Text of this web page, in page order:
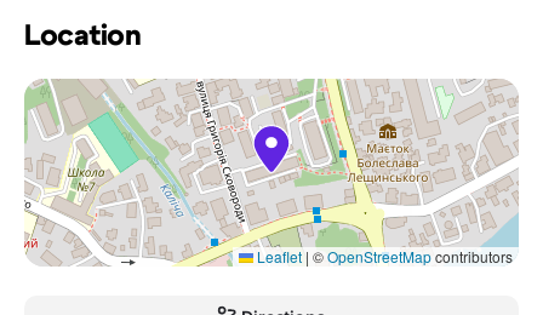
Location
Leaflet | ©OpenStreetMapcontributors